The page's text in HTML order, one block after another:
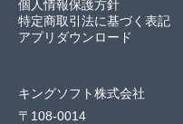
個人情報保護方針
特定商取引法に基づく表記
アプリダウンロード
キングソフト株式会社
〒108-0014